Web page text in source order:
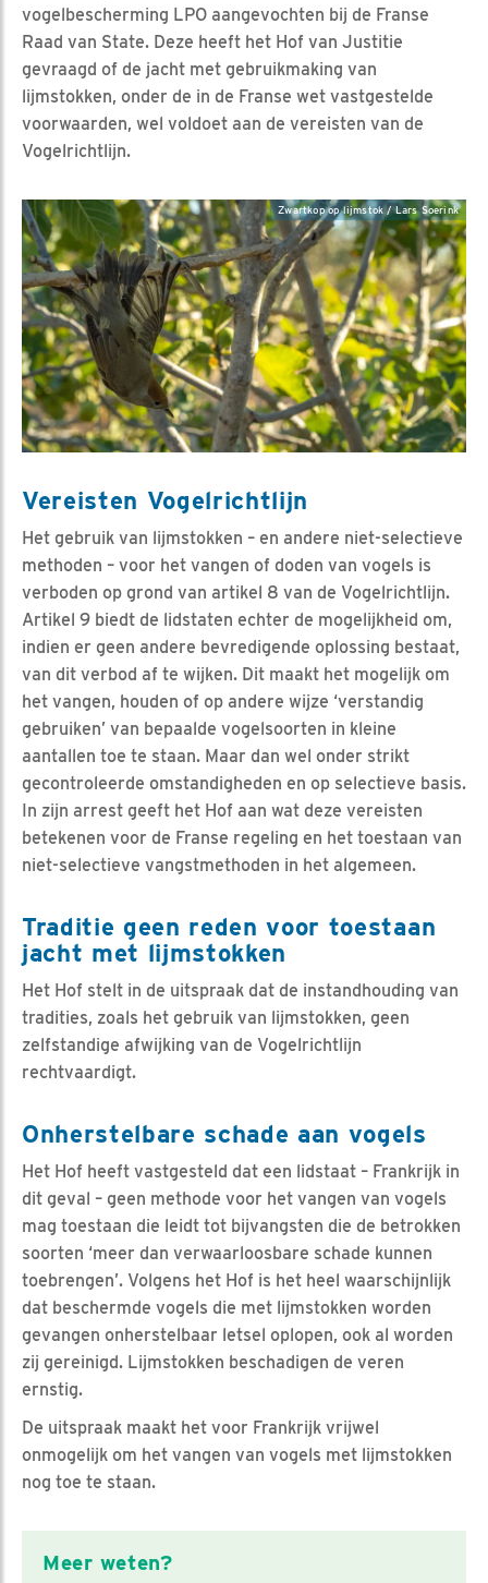
vogelbescherming LPO aangevochten bij de Franse
Raad van State. Deze heeft het Hof van Justitie
gevraagd of de jacht met gebruikmaking van
lijmstokken, onder de in de Franse wet vastgestelde
voorwaarden, wel voldoet aan de vereisten van de
Vogelrichtlijn.
Zwartkop op lijmstok / Lars Soerink
Vereisten Vogelrichtlijn
Het gebruik van lijmstokken – en andere niet-selectieve
methoden – voor het vangen of doden van vogels is
verboden op grond van artikel 8 van de Vogelrichtlijn.
Artikel 9 biedt de lidstaten echter de mogelijkheid om,
indien er geen andere bevredigende oplossing bestaat,
van dit verbod af te wijken. Dit maakt het mogelijk om
het vangen, houden of op andere wijze ‘verstandig
gebruiken’ van bepaalde vogelsoorten in kleine
aantallen toe te staan. Maar dan wel onder strikt
gecontroleerde omstandigheden en op selectieve basis.
In zijn arrest geeft het Hof aan wat deze vereisten
betekenen voor de Franse regeling en het toestaan van
niet-selectieve vangstmethoden in het algemeen.
Traditie geen reden voor toestaan
jacht met lijmstokken
Het Hof stelt in de uitspraak dat de instandhouding van
tradities, zoals het gebruik van lijmstokken, geen
zelfstandige afwijking van de Vogelrichtlijn
rechtvaardigt.
Onherstelbare schade aan vogels
Het Hof heeft vastgesteld dat een lidstaat – Frankrijk in
dit geval – geen methode voor het vangen van vogels
mag toestaan die leidt tot bijvangsten die de betrokken
soorten ‘meer dan verwaarloosbare schade kunnen
toebrengen’. Volgens het Hof is het heel waarschijnlijk
dat beschermde vogels die met lijmstokken worden
gevangen onherstelbaar letsel oplopen, ook al worden
zij gereinigd. Lijmstokken beschadigen de veren
ernstig.
De uitspraak maakt het voor Frankrijk vrijwel
onmogelijk om het vangen van vogels met lijmstokken
nog toe te staan.
Meer weten?